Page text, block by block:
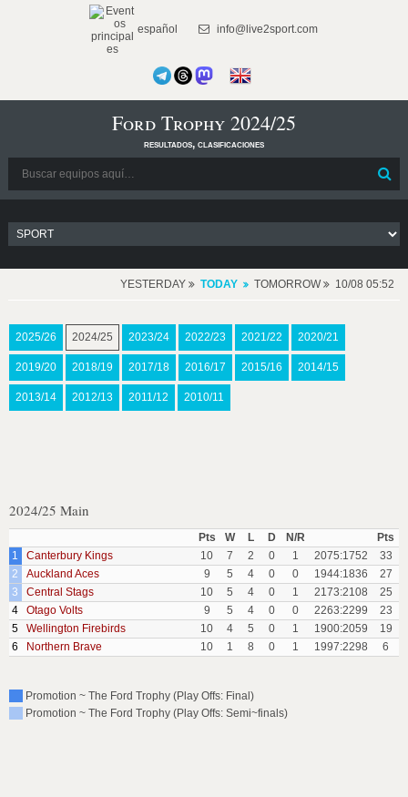
español info@live2sport.com
Ford Trophy 2024/25
resultados, clasificaciones
YESTERDAY TODAY TOMORROW 10/08 05:52
2025/26 2024/25 2023/24 2022/23 2021/22 2020/21
2019/20 2018/19 2017/18 2016/17 2015/16 2014/15
2013/14 2012/13 2011/12 2010/11
2024/25 Main
Pts W L D N/R
Pts
1
Canterbury Kings 10 7 2 0 1 2075:1752
33
2
Auckland Aces 9 5 4 0 0 1944:1836
27
3
Central Stags 10 5 4 0 1 2173:2108
25
4
Otago Volts 9 5 4 0 0 2263:2299
23
5
Wellington Firebirds 10 4 5 0 1 1900:2059
19
6
Northern Brave 10 1 8 0 1 1997:2298 6
Promotion ~ The Ford Trophy (Play Offs: Final)
Promotion ~ The Ford Trophy (Play Offs: Semi~finals)